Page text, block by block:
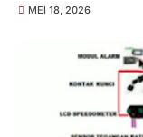
MEI 18, 2026